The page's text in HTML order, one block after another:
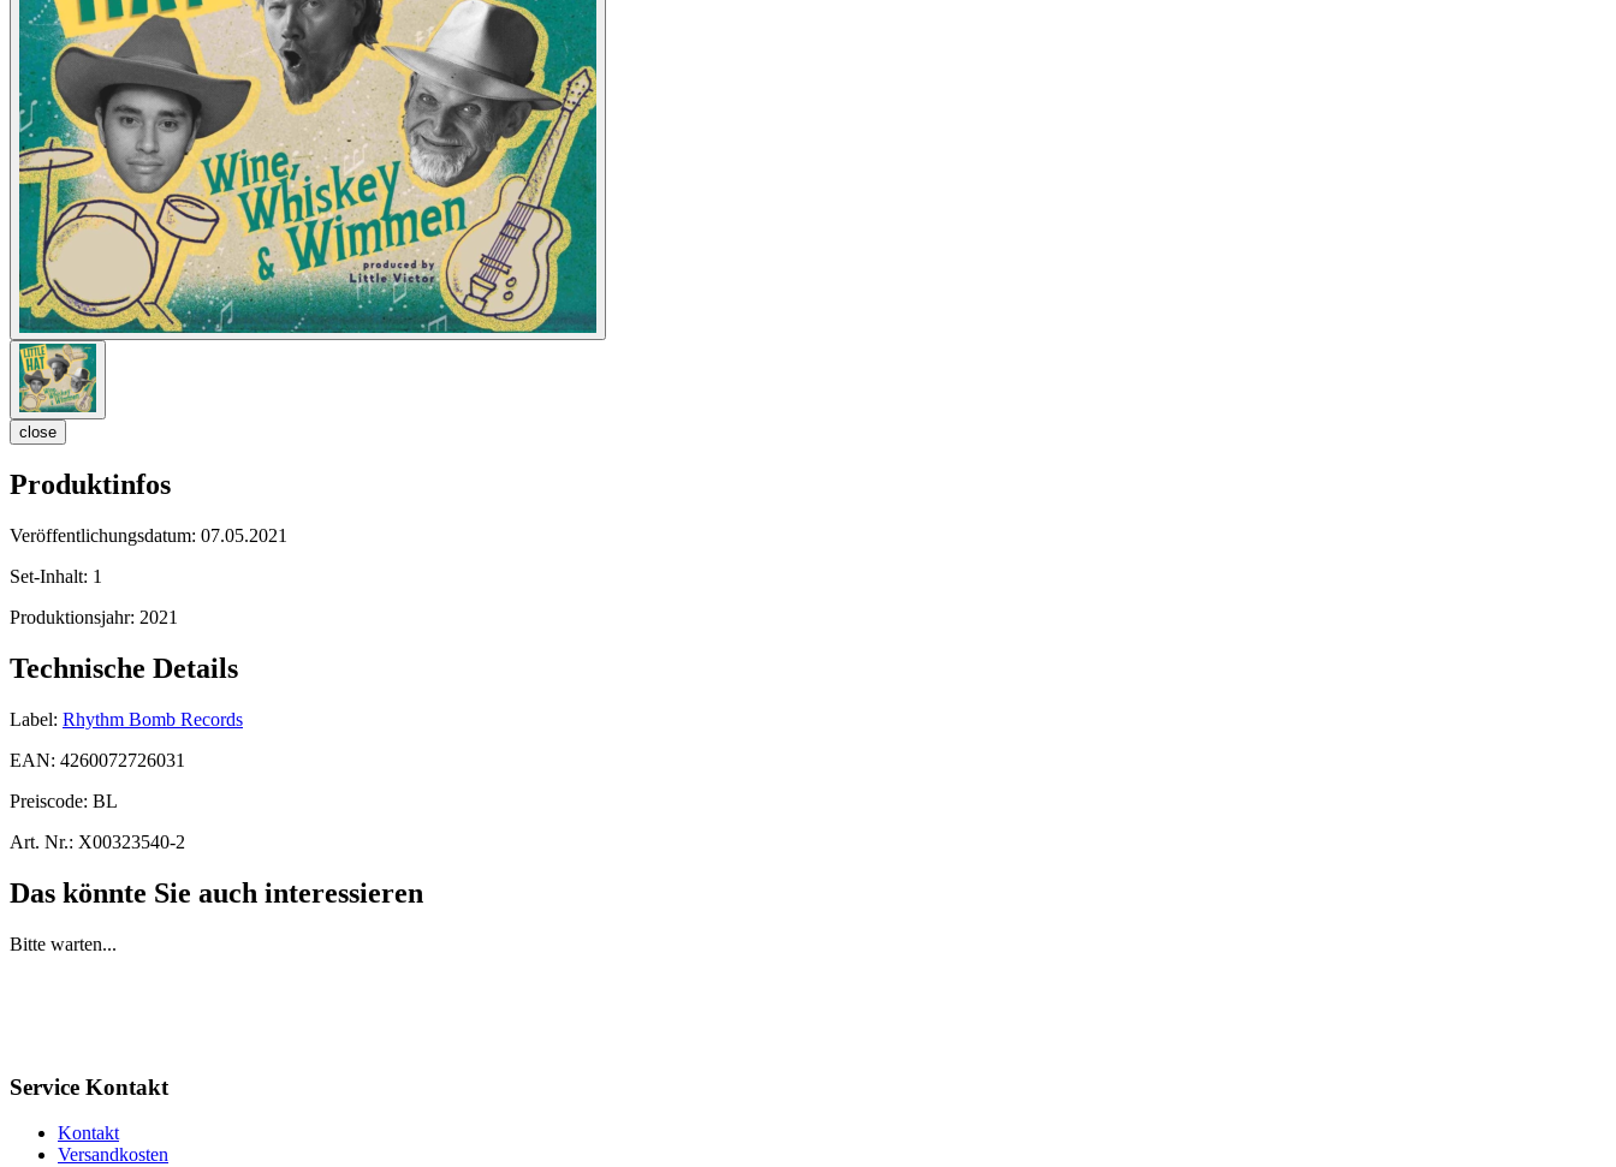
close
Produktinfos
Veröffentlichungsdatum: 07.05.2021
Set-Inhalt: 1
Produktionsjahr: 2021
Technische Details
Label: Rhythm Bomb Records
EAN: 4260072726031
Preiscode: BL
Art. Nr.: X00323540-2
Das könnte Sie auch interessieren
Bitte warten...
Service Kontakt
Kontakt
Versandkosten